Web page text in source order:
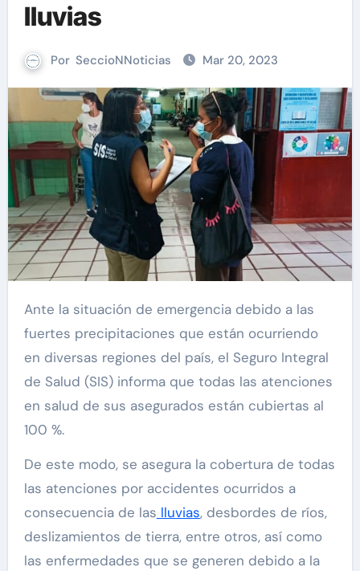
lluvias
Por SeccioNNoticias Mar 20, 2023
Ante la situación de emergencia debido a las
fuertes precipitaciones que están ocurriendo
en diversas regiones del país, el Seguro Integral
de Salud (SIS) informa que todas las atenciones
en salud de sus asegurados están cubiertas al
100 %.
De este modo, se asegura la cobertura de todas
las atenciones por accidentes ocurridos a
consecuencia de las lluvias, desbordes de ríos,
deslizamientos de tierra, entre otros, así como
las enfermedades que se generen debido a la